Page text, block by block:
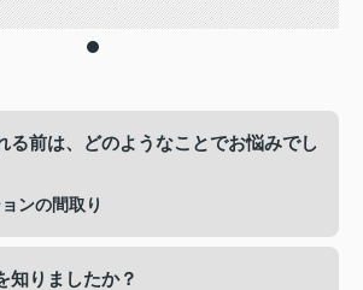
る前は、どのようなことでお悩みでし
ンの間取り
知りましたか？